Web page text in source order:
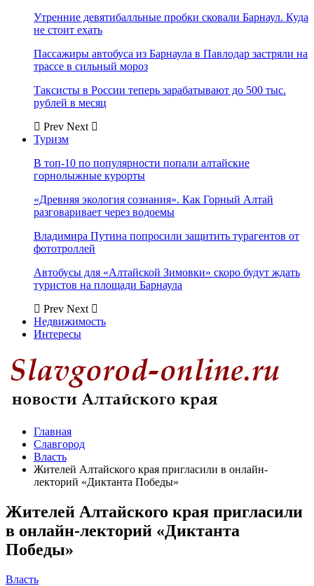
Утренние девятибалльные пробки сковали Барнаул. Куда
не стоит ехать
Пассажиры автобуса из Барнаула в Павлодар застряли на
трассе в сильный мороз
Таксисты в России теперь зарабатывают до 500 тыс.
рублей в месяц
Prev Next
Туризм
В топ-10 по популярности попали алтайские
горнолыжные курорты
«Древняя экология сознания». Как Горный Алтай
разговаривает через водоемы
Владимира Путина попросили защитить турагентов от
фототроллей
Автобусы для «Алтайской Зимовки» скоро будут ждать
туристов на площади Барнаула
Prev Next
Недвижимость
Интересы
Главная
Славгород
Власть
Жителей Алтайского края пригласили в онлайн-
лекторий «Диктанта Победы»
Жителей Алтайского края пригласили
в онлайн-лекторий «Диктанта
Победы»
Власть